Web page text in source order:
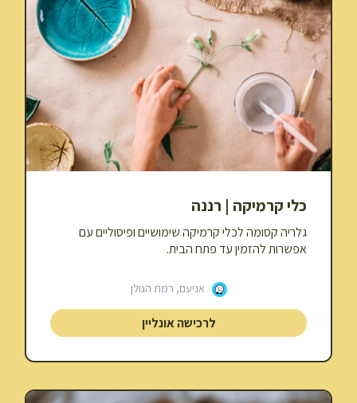
כלי קרמיקה | רננה
גלריה קסומה לכלי קרמיקה שימושיים ופיסוליים עם
אפשרות להזמין עד פתח הבית.
אניעם, רמת הגולן
לרכישה אונליין